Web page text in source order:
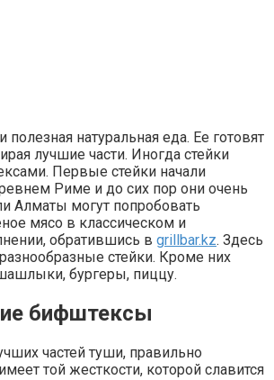
полезная натуральная еда. Ее готовят
лучшие части. Иногда стейки
Первые стейки начали
Риме и до сих пор они очень
Алматы могут попробовать
мясо в классическом и
обратившись в grillbar.kz. Здесь
стейки. Кроме них
бургеры, пиццу.
бифштексы
частей туши, правильно
той жесткости, которой славится